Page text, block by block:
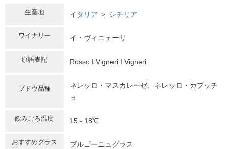
生産地 イタリア ＞ シチリア
ワイナリー イ・ヴィニェーリ
原語表記 Rosso I Vigneri I Vigneri
ブドウ品種
ネレッロ・マスカレーゼ、ネレッロ・カプッチ
ョ
飲みごろ温度 15 - 18℃
おすすめグラス ブルゴーニュグラス